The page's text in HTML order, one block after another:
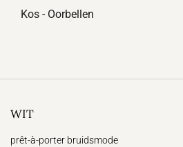
Kos - Oorbellen
WIT
prêt-à-porter bruidsmode